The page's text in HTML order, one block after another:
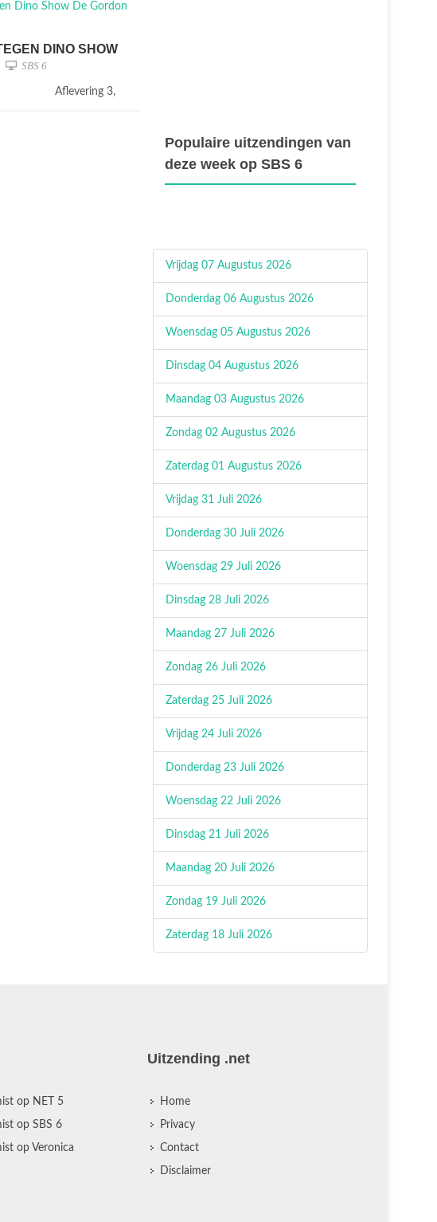
DINO SHOW
SBS 6
Aflevering 3,
Populaire uitzendingen van
deze week op SBS 6
Vrijdag 07 Augustus 2026
Donderdag 06 Augustus 2026
Woensdag 05 Augustus 2026
Dinsdag 04 Augustus 2026
Maandag 03 Augustus 2026
Zondag 02 Augustus 2026
Zaterdag 01 Augustus 2026
Vrijdag 31 Juli 2026
Donderdag 30 Juli 2026
Woensdag 29 Juli 2026
Dinsdag 28 Juli 2026
Maandag 27 Juli 2026
Zondag 26 Juli 2026
Zaterdag 25 Juli 2026
Vrijdag 24 Juli 2026
Donderdag 23 Juli 2026
Woensdag 22 Juli 2026
Dinsdag 21 Juli 2026
Maandag 20 Juli 2026
Zondag 19 Juli 2026
Zaterdag 18 Juli 2026
op NET 5
op SBS 6
op Veronica
Uitzending .net
Home
Privacy
Contact
Disclaimer